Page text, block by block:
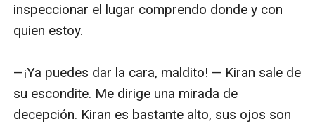
inspeccionar el lugar comprendo donde y con
quien estoy.
—¡Ya puedes dar la cara, maldito! — Kiran sale de
su escondite. Me dirige una mirada de
decepción. Kiran es bastante alto, sus ojos son